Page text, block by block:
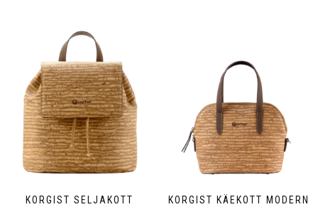
KORGIST SELJAKOTT
KORGIST KÄEKOTT MODERN